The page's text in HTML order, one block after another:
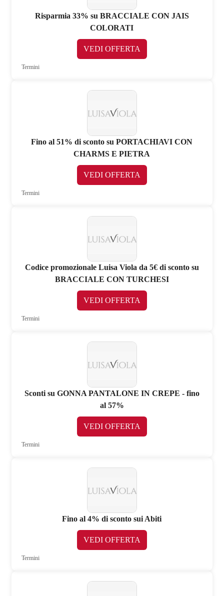
Risparmia 33% su BRACCIALE CON JAIS
COLORATI
VEDI OFFERTA
Termini
Fino al 51% di sconto su PORTACHIAVI CON
CHARMS E PIETRA
VEDI OFFERTA
Termini
Codice promozionale Luisa Viola da 5€ di sconto su
BRACCIALE CON TURCHESI
VEDI OFFERTA
Termini
Sconti su GONNA PANTALONE IN CREPE - fino
al 57%
VEDI OFFERTA
Termini
Fino al 4% di sconto sui Abiti
VEDI OFFERTA
Termini